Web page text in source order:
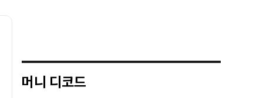
머니 디코드